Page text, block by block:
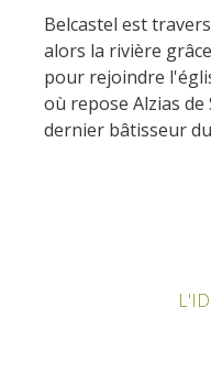
La Palairie en Goutrens
El museo de la fragua
un ojo en el pasado
artistas y artesanos
La
Descubrimiento del
Belcastel est
alors la rivière
pour rejoindre
où repose Alzias de
dernier bâtisseur